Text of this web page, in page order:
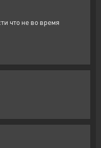
что не во время